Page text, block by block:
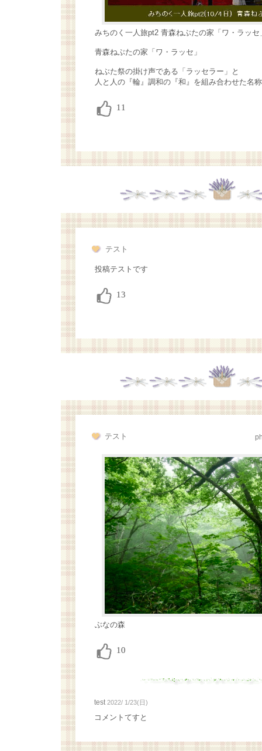
みちのく一人旅pt2 青森ねぶたの家「ワ・ラッセ
青森ねぶたの家「ワ・ラッセ」
ねぶた祭の掛け声である「ラッセラー」と
人と人の『輪』調和の『和』を組み合わせた名称
テスト
投稿テストです
テスト
ぶなの森
test2022/ 1/23(日)
コメントてすと